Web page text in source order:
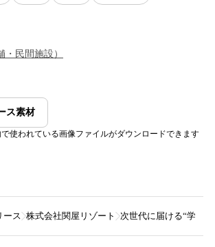
・民間施設 ）
ス素材
使われている画像ファイルがダウンロードできます
ース 株式会社関屋リゾート 次世代に届ける“学び